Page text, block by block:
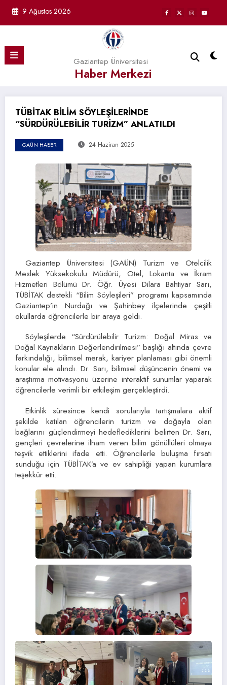
9 Ağustos 2026
Gaziantep Üniversitesi
Haber Merkezi
TÜBİTAK BİLİM SÖYLEŞİLERİNDE
“SÜRDÜRÜLEBİLİR TURİZM” ANLATILDI
GAÜN HABER 24 Haziran 2025
Gaziantep Üniversitesi (GAÜN) Turizm ve Otelcilik
Meslek Yüksekokulu Müdürü, Otel, Lokanta ve İkram
Hizmetleri Bölümü Dr. Öğr. Üyesi Dilara Bahtiyar Sarı,
TÜBİTAK destekli “Bilim Söyleşileri” programı kapsamında
Gaziantep’in Nurdağı ve Şahinbey ilçelerinde çeşitli
okullarda öğrencilerle bir araya geldi.
Söyleşilerde “Sürdürülebilir Turizm: Doğal Miras ve
Doğal Kaynakların Değerlendirilmesi” başlığı altında çevre
farkındalığı, bilimsel merak, kariyer planlaması gibi önemli
konular ele alındı. Dr. Sarı, bilimsel düşüncenin önemi ve
araştırma motivasyonu üzerine interaktif sunumlar yaparak
öğrencilerle verimli bir etkileşim gerçekleştirdi.
Etkinlik süresince kendi sorularıyla tartışmalara aktif
şekilde katılan öğrencilerin turizm ve doğayla olan
bağlarını güçlendirmeyi hedeflediklerini belirten Dr. Sarı,
gençleri çevrelerine ilham veren bilim gönüllüleri olmaya
teşvik ettiklerini ifade etti. Öğrencilerle buluşma fırsatı
sunduğu için TÜBİTAK’a ve ev sahipliği yapan kurumlara
teşekkür etti.